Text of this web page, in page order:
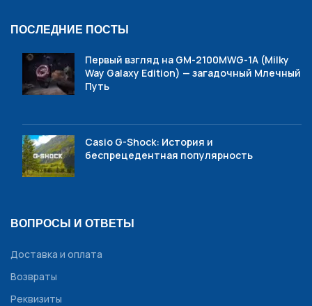
ПОСЛЕДНИЕ ПОСТЫ
Первый взгляд на GM-2100MWG-1A (Milky
Way Galaxy Edition) — загадочный Млечный
Путь
Casio G-Shock: История и
беспрецедентная популярность
ВОПРОСЫ И ОТВЕТЫ
Доставка и оплата
Возвраты
Реквизиты